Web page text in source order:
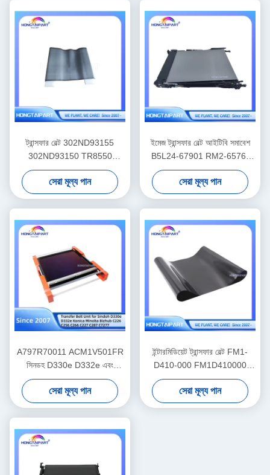
ট্রান্সফার বেল্ট 302ND93155
302ND93150 TR8550
TR8350 Kyocera Taskalfa
2552ci 2553ci 3252ci 3253ci
3552ci 4052ci 4053ci
5052ci52ci5036506
সেরা মূল্য পান
ইমেজ ট্রান্সফার বেল্ট আইটিবি সমাবেশ
B5L24-67901 RM2-6576-
000 জন্য এইচ পি M577 M578
M552 M553 M554 M555
ট্রান্সফার বেল্ট কিট
সেরা মূল্য পান
A797R70011 ACM1V501FR
সিনডহ D330e D332e এবং
Konica Minolta Bizhub C226
C256 C266 C227 C287
C7277 প্রিন্টারের জন্য ট্রান্সফার বেল্ট
ইউনিট
সেরা মূল্য পান
ইন্টারমিডিয়েট ট্রান্সফার বেল্ট FM1-
D410-000 FM1D410000
FM1-D410-010 ক্যানন C60
C700 C710 C710AC C800
C810 C910
সেরা মূল্য পান